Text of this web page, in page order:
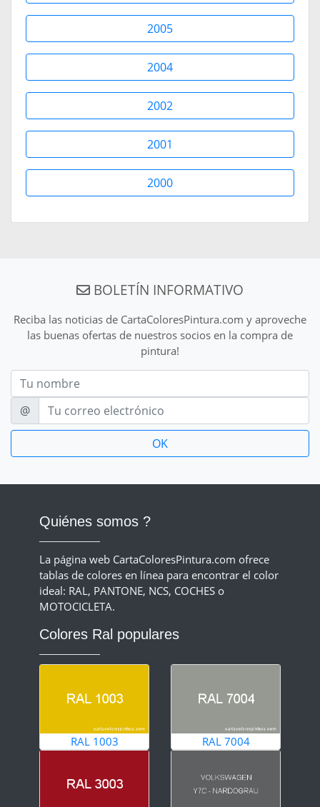
2005
2004
2002
2001
2000
BOLETÍN INFORMATIVO
Reciba las noticias de CartaColoresPintura.com y aproveche
las buenas ofertas de nuestros socios en la compra de
pintura!
Nom
E-mail
@
Quiénes somos ?
La página web CartaColoresPintura.com ofrece
tablas de colores en línea para encontrar el color
ideal: RAL, PANTONE, NCS, COCHES o
MOTOCICLETA.
Colores Ral populares
RAL 1003 RAL 7004